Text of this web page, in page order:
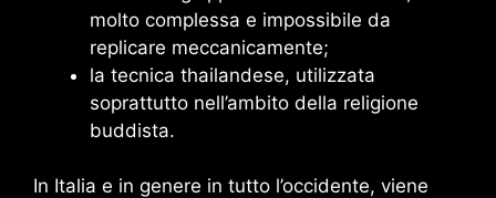
molto complessa e impossibile da
replicare meccanicamente;
la tecnica thailandese, utilizzata
soprattutto nell’ambito della religione
buddista.
In Italia e in genere in tutto l’occidente, viene